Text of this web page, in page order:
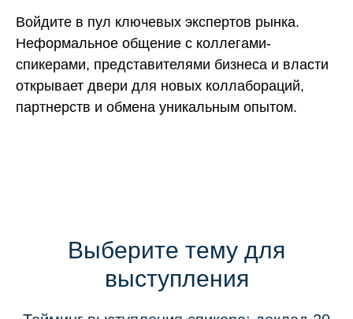
Войдите в пул ключевых экспертов рынка.
Неформальное общение с коллегами-
спикерами, представителями бизнеса и власти
открывает двери для новых коллабораций,
партнерств и обмена уникальным опытом.
Выберите тему для
выступления